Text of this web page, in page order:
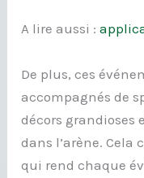
A lire aussi :
De plus, ces
accompagnés de
décors grandioses
dans l’arène. Cela
qui rend chaque